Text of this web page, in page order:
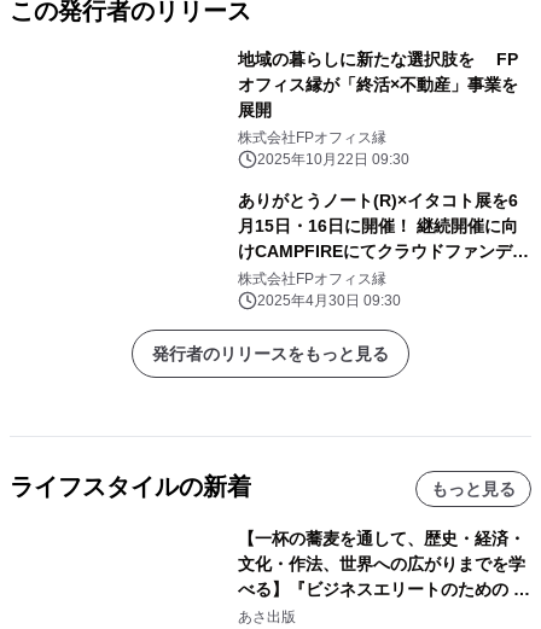
この発行者のリリース
地域の暮らしに新たな選択肢を FP
オフィス縁が「終活×不動産」事業を
展開
株式会社FPオフィス縁
2025年10月22日 09:30
ありがとうノート(R)×イタコト展を6
月15日・16日に開催！ 継続開催に向
けCAMPFIREにてクラウドファンディ
ングも開始
株式会社FPオフィス縁
2025年4月30日 09:30
発行者のリリースをもっと見る
ライフスタイルの新着 もっと見る
【一杯の蕎麦を通して、歴史・経済・
文化・作法、世界への広がりまでを学
べる】『ビジネスエリートのための 教
養としての蕎麦』2026年8月25日
あさ出版